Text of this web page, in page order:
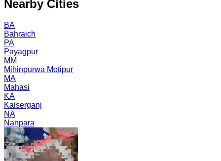
Nearby Cities
BA
Bahraich
PA
Payagpur
MM
Mihinpurwa Motipur
MA
Mahasi
KA
Kaiserganj
NA
Nanpara